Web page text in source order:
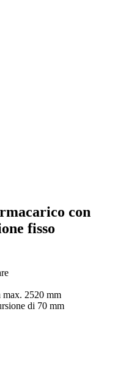
con
fisso
max. 2520 mm
di 70 mm